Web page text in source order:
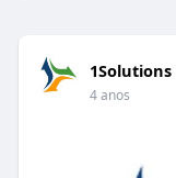
1Solutions
4 anos